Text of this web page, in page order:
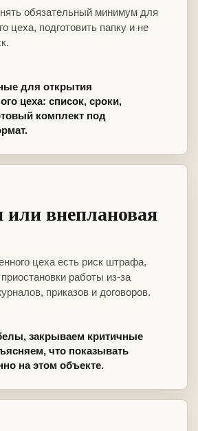
обязательный минимум для
цеха, подготовить папку и не
для открытия
цеха: список, сроки,
комплект под
внеплановая
цеха есть риск штрафа,
работы из-за
приказов и договоров.
закрываем критичные
что показывать
на этом объекте.